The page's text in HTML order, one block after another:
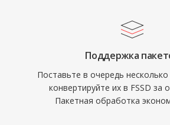
Поддержка
Поставьте в очередь
конвертируйте их в FSSD за
Пакетная обработка